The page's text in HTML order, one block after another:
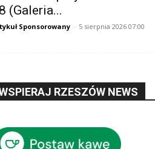
(Galeria...
Sponsorowany - 5 sierpnia 2026 07:00
RZESZÓW NEWS